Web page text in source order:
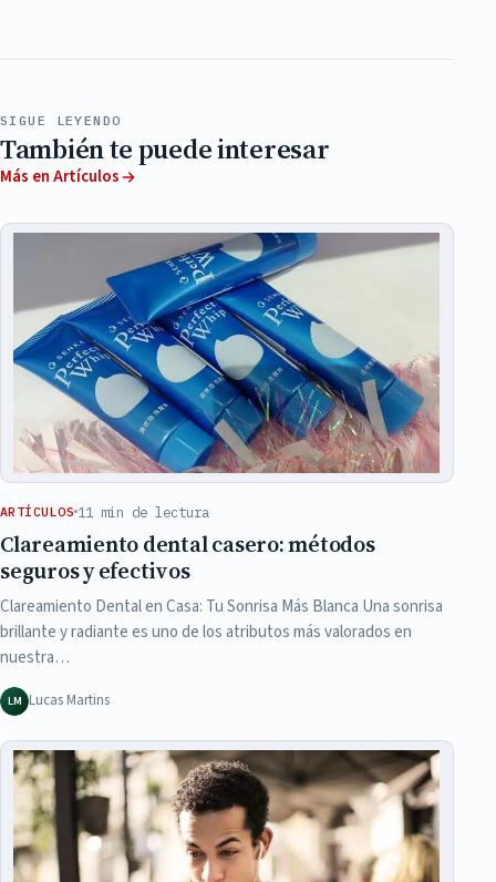
SIGUE LEYENDO
También te puede interesar
Más en Artículos
ARTÍCULOS 11 min de lectura
Clareamiento dental casero: métodos
seguros y efectivos
Clareamiento Dental en Casa: Tu Sonrisa Más Blanca Una sonrisa
brillante y radiante es uno de los atributos más valorados en
nuestra…
LM Lucas Martins